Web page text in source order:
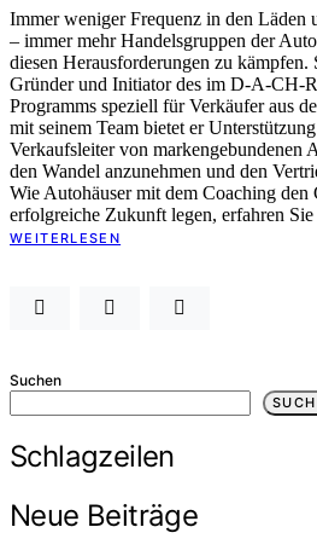
Immer weniger Frequenz in den Läden
– immer mehr Handelsgruppen der
diesen Herausforderungen zu kämpfen.
Gründer und Initiator des im D-A-CH-
Programms speziell für Verkäufer aus
mit seinem Team bietet er
Verkaufsleiter von markengebundenen
den Wandel anzunehmen und den
Wie Autohäuser mit dem Coaching den
erfolgreiche Zukunft legen, erfahren Sie
WEITERLESEN
Suchen
Schlagzeilen
Neue Beiträge